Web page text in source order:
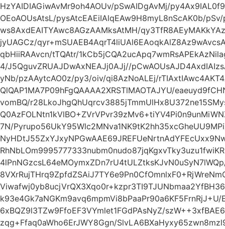
HzYAIDIAGiwAvMr9oh4AOUv/pSwAIDgAvMj/
OEoAOUsAtsL/pysAtcEAEiIAlqEAw9H8myL8nScAK0b/
ws8AxdEAITYAwc8AGzAAMksAtMH/
jyUAGCz/
qbHiiRAAvcn/tTQAtr/
4/J5QguvZRUAJDwAxNEAJj0AJj//
yNb/pzAAytcAO0z/py3/oiv/qi8AzNoALEj/
QlQAP1MA7P09hFgQAAAA2XRSTlMAOTAJYU/
vomBQ/
7N/
6xBQZ9l3TZw9FfoEF3VYmlet1FGdPAsNyZ/
zqg+Ffaq0aWho6ErJWY8Ggn/